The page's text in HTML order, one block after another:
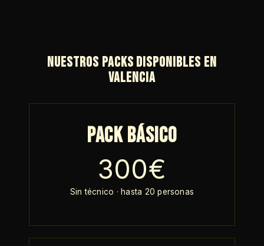
Nuestros packs disponibles en
Valencia
Pack Básico
300€
Sin técnico · hasta 20 personas